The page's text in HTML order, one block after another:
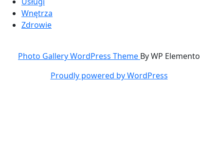
Wnętrza
Zdrowie
Photo Gallery WordPress Theme By WP Elemento
Proudly powered by WordPress